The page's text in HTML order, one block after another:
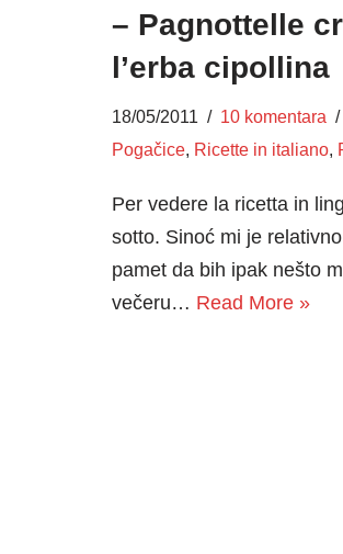
– Pagnottelle
l’erba cipollina
18/05/2011
10 komentara
Pogačice, Ricette in italiano,
Per vedere la ricetta in
sotto. Sinoć mi je
pamet da bih ipak nešto
večeru… Read More »